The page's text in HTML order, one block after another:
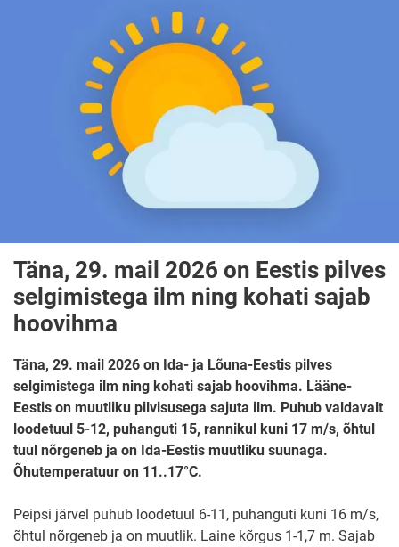
Täna, 29. mail 2026 on Eestis pilves
selgimistega ilm ning kohati sajab
hoovihma
Täna, 29. mail 2026 on Ida- ja Lõuna-Eestis pilves
selgimistega ilm ning kohati sajab hoovihma. Lääne-
Eestis on muutliku pilvisusega sajuta ilm. Puhub valdavalt
loodetuul 5-12, puhanguti 15, rannikul kuni 17 m/s, õhtul
tuul nõrgeneb ja on Ida-Eestis muutliku suunaga.
Õhutemperatuur on 11..17°C.
Peipsi järvel puhub loodetuul 6-11, puhanguti kuni 16 m/s,
õhtul nõrgeneb ja on muutlik. Laine kõrgus 1-1,7 m. Sajab